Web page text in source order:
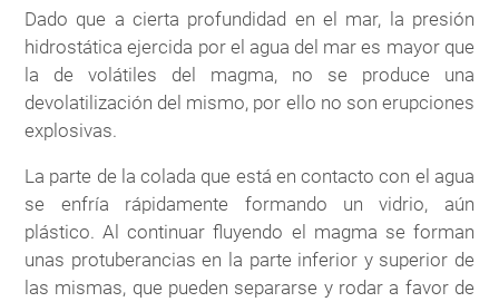
Dado que a cierta profundidad en el mar, la presión
hidrostática ejercida por el agua del mar es mayor que
la de volátiles del magma, no se produce una
devolatilización del mismo, por ello no son erupciones
explosivas.
La parte de la colada que está en contacto con el agua
se enfría rápidamente formando un vidrio, aún
plástico. Al continuar fluyendo el magma se forman
unas protuberancias en la parte inferior y superior de
las mismas, que pueden separarse y rodar a favor de